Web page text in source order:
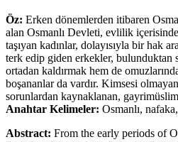
Öz: Erken dönemlerden itibaren
alan Osmanlı Devleti, evlilik
taşıyan kadınlar, dolayısıyla bir hak
terk edip giden erkekler, bulunduktan
ortadan kaldırmak hem de
boşananlar da vardır. Kimsesi
sorunlardan kaynaklanan,
Anahtar Kelimeler: Osmanlı,
Abstract: From the early periods of